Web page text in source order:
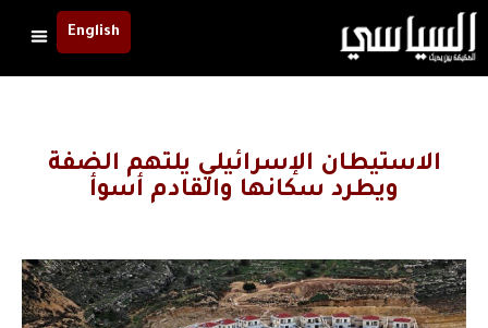
English
الاستيطان الإسرائيلي يلتهم الضفة
ويطرد سكانها والقادم أسوأ